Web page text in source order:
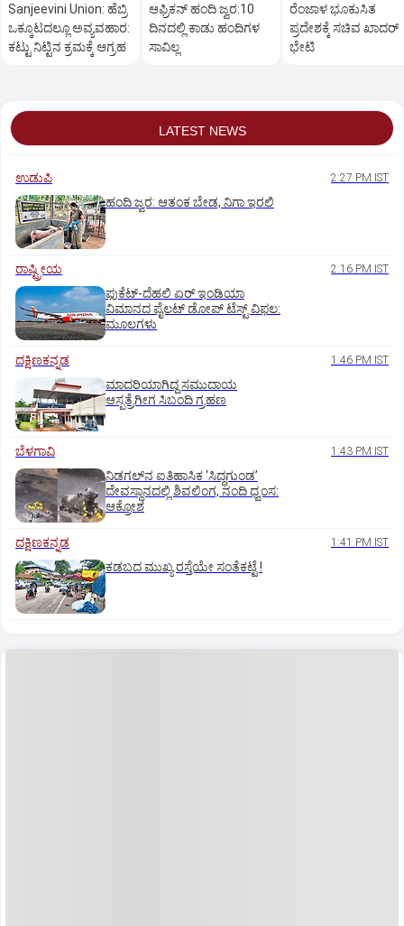
Sanjeevini Union: ಹೆಬ್ರಿ
ಒಕ್ಕೂಟದಲ್ಲೂ ಅವ್ಯವಹಾರ:
ಕಟ್ಟು ನಿಟ್ಟಿನ ಕ್ರಮಕ್ಕೆ ಆಗ್ರಹ
ಆಫ್ರಿಕನ್‌ ಹಂದಿ ಜ್ವರ:10
ದಿನದಲ್ಲಿ ಕಾಡು ಹಂದಿಗಳ
ಸಾವಿಲ್ಲ
ರೆಂಜಾಳ ಭೂಕುಸಿತ
ಪ್ರದೇಶಕ್ಕೆ ಸಚಿವ ಖಾದರ್‌
ಭೇಟಿ
LATEST NEWS
ಉಡುಪಿ 2:27 PM IST
ಹಂದಿ ಜ್ವರ: ಆತಂಕ ಬೇಡ, ನಿಗಾ ಇರಲಿ
ರಾಷ್ಟ್ರೀಯ 2:16 PM IST
ಫುಕೆಟ್‌-ದೆಹಲಿ ಏರ್‌ ಇಂಡಿಯಾ
ವಿಮಾನದ ಪೈಲಟ್‌ ಡೋಪ್‌ ಟೆಸ್ಟ್‌ ವಿಫಲ:
ಮೂಲಗಳು
ದಕ್ಷಿಣಕನ್ನಡ 1:46 PM IST
ಮಾದರಿಯಾಗಿದ್ದ ಸಮುದಾಯ
ಆಸ್ಪತ್ರೆಗೀಗ ಸಿಬಂದಿ ಗ್ರಹಣ
ಬೆಳಗಾವಿ 1:43 PM IST
ನಿಡಗಲ್‌ನ ಐತಿಹಾಸಿಕ ‘ಸಿದ್ಧಗುಂಡ’
ದೇವಸ್ಥಾನದಲ್ಲಿ ಶಿವಲಿಂಗ, ನಂದಿ ಧ್ವಂಸ:
ಆಕ್ರೋಶ
ದಕ್ಷಿಣಕನ್ನಡ 1:41 PM IST
ಕಡಬದ ಮುಖ್ಯ ರಸ್ತೆಯೇ ಸಂತೆಕಟ್ಟೆ !